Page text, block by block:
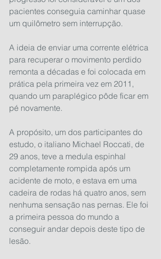
pacientes conseguia caminhar quase
um quilômetro sem interrupção.
A ideia de enviar uma corrente elétrica
para recuperar o movimento perdido
remonta a décadas e foi colocada em
prática pela primeira vez em 2011,
quando um paraplégico pôde ficar em
pé novamente.
A propósito, um dos participantes do
estudo, o italiano Michael Roccati, de
29 anos, teve a medula espinhal
completamente rompida após um
acidente de moto, e estava em uma
cadeira de rodas há quatro anos, sem
nenhuma sensação nas pernas. Ele foi
a primeira pessoa do mundo a
conseguir andar depois deste tipo de
lesão.